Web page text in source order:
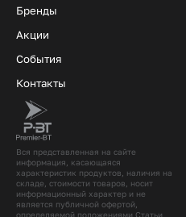
Вся представленная на сайте
информация, касающаяся
характеристик продуктов, наличия на
складе, стоимости товаров, носит
информационный характер и не
является публичной офертой,
определяемой положениями Статьи
Бренды
Акции
События
Контакты